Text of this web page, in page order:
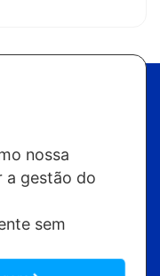
nossa
a gestão do
sem